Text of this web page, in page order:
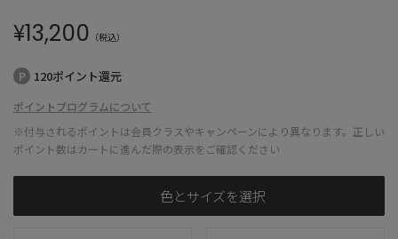
¥13,200 （税込）
120ポイント還元
ポイントプログラムについて
※付与されるポイントは会員クラスやキャンペーンにより異なります。正しい
ポイント数はカートに進んだ際の表示をご確認ください
色とサイズを選択